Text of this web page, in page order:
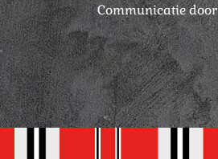
Communicatie door